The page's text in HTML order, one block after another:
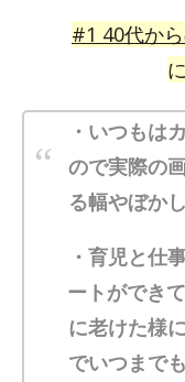
#1 40代か
・いつもは
ので実際の
る幅やぼか
・育児と仕
ートができ
に老けた様
でいつまで